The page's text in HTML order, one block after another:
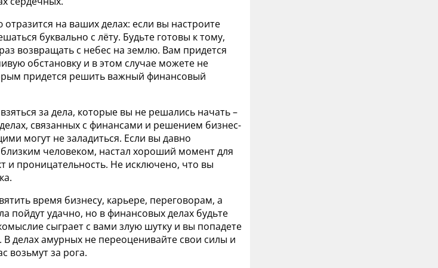
на ваших делах: если вы настроите
буквально с лёту. Будьте готовы к тому,
возвращать с небес на землю. Вам придется
обстановку и в этом случае можете не
придется решить важный финансовый
за дела, которые вы не решались начать –
связанных с финансами и решением бизнес-
могут не заладиться. Если вы давно
человеком, настал хороший момент для
и проницательность. Не исключено, что вы
время бизнесу, карьере, переговорам, а
пойдут удачно, но в финансовых делах будьте
сыграет с вами злую шутку и вы попадете
делах амурных не переоценивайте свои силы и
возьмут за рога.